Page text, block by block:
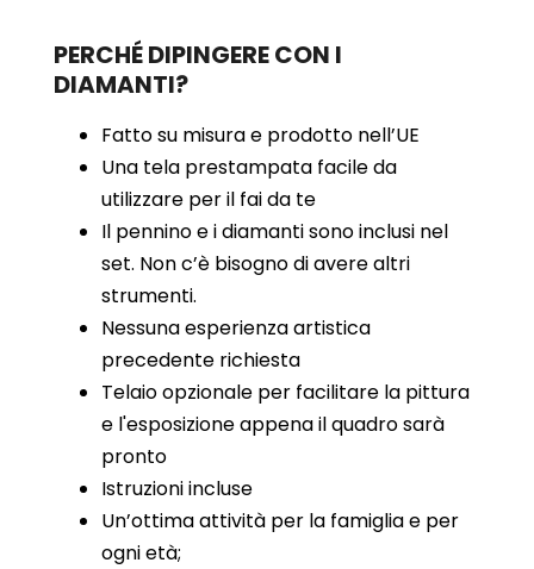
PERCHÉ DIPINGERE CON I
DIAMANTI?
Fatto su misura e prodotto nell’UE
Una tela prestampata facile da
utilizzare per il fai da te
Il pennino e i diamanti sono inclusi nel
set. Non c’è bisogno di avere altri
strumenti.
Nessuna esperienza artistica
precedente richiesta
Telaio opzionale per facilitare la pittura
e l'esposizione appena il quadro sarà
pronto
Istruzioni incluse
Un’ottima attività per la famiglia e per
ogni età;